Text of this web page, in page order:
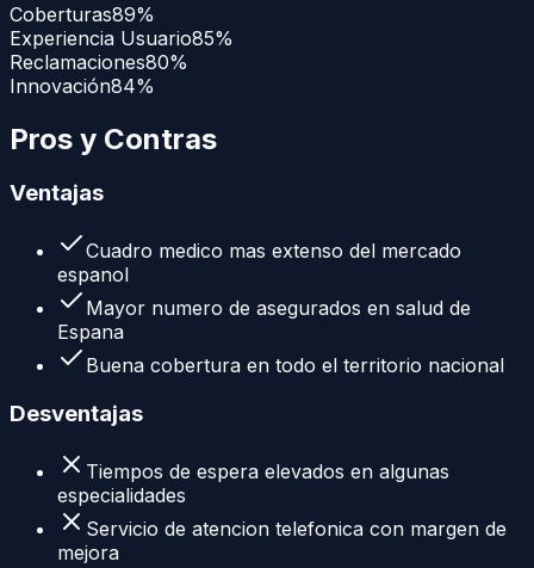
Coberturas89%
Experiencia Usuario85%
Reclamaciones80%
Innovación84%
Pros y Contras
Ventajas
Cuadro medico mas extenso del mercado
espanol
Mayor numero de asegurados en salud de
Espana
Buena cobertura en todo el territorio nacional
Desventajas
Tiempos de espera elevados en algunas
especialidades
Servicio de atencion telefonica con margen de
mejora